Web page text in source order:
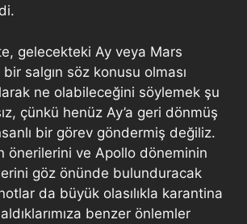
gelecekteki Ay veya Mars
salgın söz konusu olması
ne olabileceğini söylemek şu
çünkü henüz Ay’a geri dönmüş
bir görev göndermiş değiliz.
önerilerini ve Apollo döneminin
göz önünde bulunduracak
da büyük olasılıkla karantina
benzer önlemler